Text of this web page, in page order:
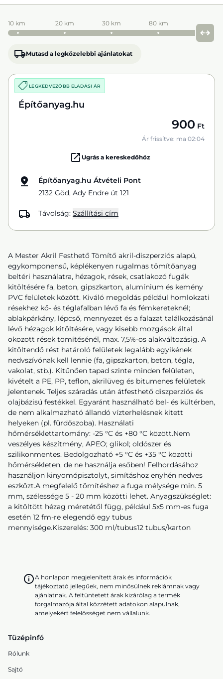
10 km 20 km 30 km 80 km
Mutasd a legközelebbi ajánlatokat
LEGKEDVEZŐBB ELADÁSI ÁR
Építőanyag.hu
900 Ft
Ár frissítve: ma 02:04
Ugrás a kereskedőhöz
Építőanyag.hu Átvételi Pont
2132 Göd, Ady Endre út 121
Távolság: Szállítási cím
A Mester Akril Festhető Tömítő akril-diszperziós alapú,
egykomponensű, képlékenyen rugalmas tömítőanyag
beltéri használatra, hézagok, rések, csatlakozó fugák
kitöltésére fa, beton, gipszkarton, alumínium és kemény
PVC felületek között. Kiváló megoldás például homlokzati
résekhez kő- és téglafalban lévő fa és fémkereteknél;
ablakpárkány, lépcső, mennyezet és a falazat találkozásánál
lévő hézagok kitöltésére, vagy kisebb mozgások által
okozott rések tömítésénél, max. 7,5%-os alakváltozásig. A
kitöltendő rést határoló felületek legalább egyikének
nedvszívónak kell lennie (fa, gipszkarton, beton, tégla,
vakolat, stb.). Kitűnően tapad szinte minden felületen,
kivételt a PE, PP, teflon, akrilüveg és bitumenes felületek
jelentenek. Teljes száradás után átfesthető diszperziós és
olajbázisú festékkel. Egyaránt használható bel- és kültérben,
de nem alkalmazható állandó vízterhelésnek kitett
helyeken (pl. fürdőszoba). Használati
hőmérséklettartomány: -25 °C és +80 °C között.Nem
veszélyes készítmény, APEO; glikol; oldószer és
szilikonmentes. Bedolgozható +5 °C és +35 °C közötti
hőmérsékleten, de ne használja esőben! Felhordásához
használjon kinyomópisztolyt, simításhoz enyhén nedves
eszközt.A megfelelő tömítéshez a fuga mélysége min. 5
mm, szélessége 5 - 20 mm közötti lehet. Anyagszükséglet:
a kitöltött hézag méretétől függ, például 5x5 mm-es fuga
esetén 12 fm-re elegendő egy tubus
mennyisége.Kiszerelés: 300 ml/tubus12 tubus/karton
A honlapon megjelenített árak és információk
tájékoztató jellegűek, nem minősülnek reklámnak vagy
ajánlatnak. A feltüntetett árak kizárólag a termék
forgalmazója által közzétett adatokon alapulnak,
amelyekért felelősséget nem vállalunk.
Tüzépinfó
Rólunk
Sajtó